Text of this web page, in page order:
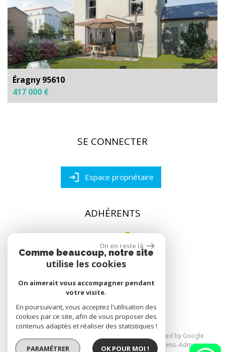
Éragny 95610
417 000 €
ADHÉRENTS
SE CONNECTER
Espace propriétaire
réalisé par
© 2026 | Tous droits réservés | Traduction powered by Google
Plan du site Mentions légales Nos honoraires Liens Admin
On en reste là
Comme beaucoup, notre site
utilise les cookies
On aimerait vous accompagner pendant
votre visite.
En poursuivant, vous acceptez l'utilisation des
cookies par ce site, afin de vous proposer des
contenus adaptés et réaliser des statistiques !
PARAMÉTRER OK POUR MOI !